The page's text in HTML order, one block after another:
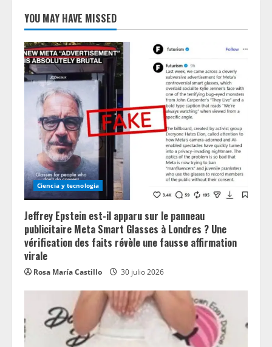
YOU MAY HAVE MISSED
Ciencia y tecnologia
Jeffrey Epstein est-il apparu sur le panneau
publicitaire Meta Smart Glasses à Londres ? Une
vérification des faits révèle une fausse affirmation
virale
Rosa María Castillo 30 julio 2026